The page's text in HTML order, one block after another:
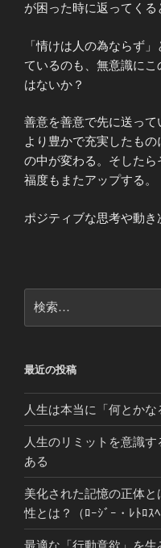
が困った時に返ってくる
「情けは人の為ならず
ているのも、無意識に
はないか？
善意を善意で先に送っ
より豊かで充実したも
の中が変わる。そした
福度もまたアップする。
ポジティブな思考や動き
索:
最近の投稿
人生は本当に「何とかな
人生のリミットを意識
ある
美化された記憶の正体
性とは？（ﾛｰｼﾞｰ・ﾚﾄﾛｽﾍ
最適な「行動意欲」を生